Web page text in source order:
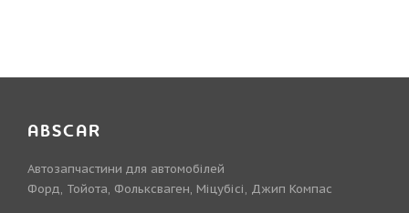
ABSCAR
Автозапчастини для автомобілей
Форд, Тойота, Фольксваген, Міцубісі, Джип Компас